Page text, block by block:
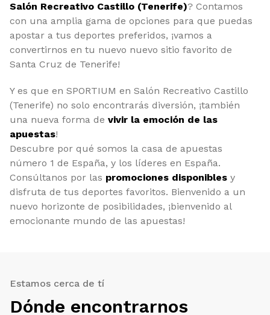
Salón Recreativo Castillo (Tenerife)? Contamos
con una amplia gama de opciones para que puedas
apostar a tus deportes preferidos, ¡vamos a
convertirnos en tu nuevo nuevo sitio favorito de
Santa Cruz de Tenerife!
Y es que en SPORTIUM en Salón Recreativo Castillo
(Tenerife) no solo encontrarás diversión, ¡también
una nueva forma de vivir la emoción de las
apuestas!
Descubre por qué somos la casa de apuestas
número 1 de España, y los líderes en España.
Consúltanos por las promociones disponibles y
disfruta de tus deportes favoritos. Bienvenido a un
nuevo horizonte de posibilidades, ¡bienvenido al
emocionante mundo de las apuestas!
Estamos cerca de tí
Dónde encontrarnos